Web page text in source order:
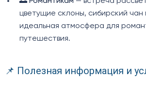
цветущие склоны, сибирский чан
идеальная атмосфера для
путешествия.
📌 Полезная информация и